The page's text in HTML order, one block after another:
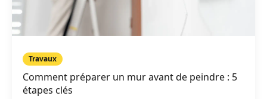
Travaux
Comment préparer un mur avant de peindre : 5
étapes clés